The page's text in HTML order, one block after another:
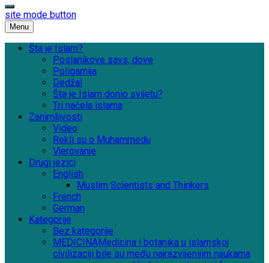
site mode button
Menu
Šta je Islam?
Poslanikove savs, dove
Poligamija
Dedžal
Šta je Islam donio svijetu?
Tri načela islama
Zanimljivosti
Video
Rekli su o Muhammedu
Vjerovanje
Drugi jezici
English
Muslim Scientists and Thinkers
French
German
Kategorije
Bez kategorije
MEDICINAMedicina i botanika u islamskoj
civilizaciji bile su među najrazvijenijim naukama